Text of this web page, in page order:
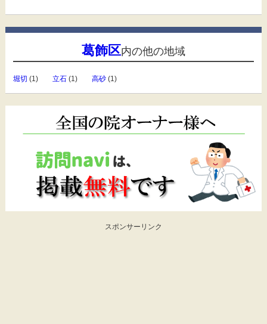
葛飾区内の他の地域
堀切 (1) 立石(1) 高砂(1)
スポンサーリンク